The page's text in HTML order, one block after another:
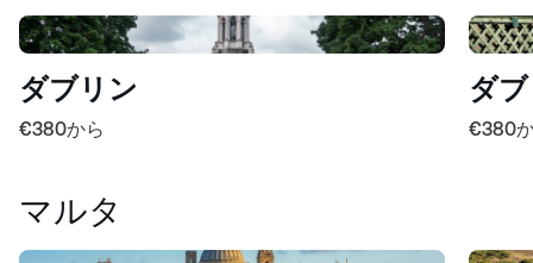
ダブリン
€380から
ダ
€380
マルタ